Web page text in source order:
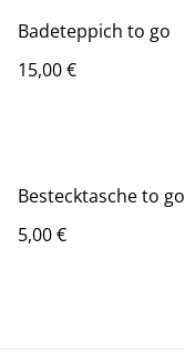
Badeteppich to go
15,00 €
Bestecktasche to go
5,00 €